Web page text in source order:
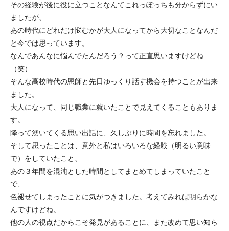
その経験が後に役に立つことなんてこれっぽっちも分からずにい
ましたが、
あの時代にどれだけ悩むかが大人になってから大切なことなんだ
と今では思っています。
なんであんなに悩んでたんだろう？って正直思いますけどね
（笑）
そんな高校時代の恩師と先日ゆっくり話す機会を持つことが出来
ました。
大人になって、同じ職業に就いたことで見えてくることもありま
す。
降って湧いてくる思い出話に、久しぶりに時間を忘れました。
そして思ったことは、意外と私はいろいろな経験（明るい意味
で）をしていたこと、
あの３年間を混沌とした時間としてまとめてしまっていたこと
で、
色褪せてしまったことに気がつきました。考えてみれば明らかな
んですけどね。
他の人の視点だからこそ発見があることに、また改めて思い知ら